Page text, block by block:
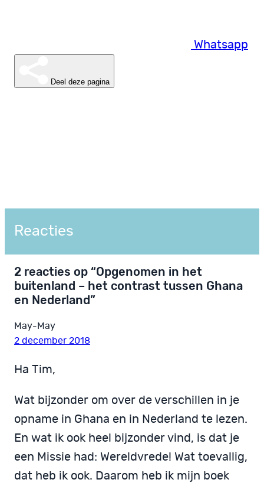
Whatsapp
Deel deze pagina
Reacties
2 reacties op “Opgenomen in het
buitenland – het contrast tussen Ghana
en Nederland”
May-May
2 december 2018
Ha Tim,
Wat bijzonder om over de verschillen in je
opname in Ghana en in Nederland te lezen.
En wat ik ook heel bijzonder vind, is dat je
een Missie had: Wereldvrede! Wat toevallig,
dat heb ik ook. Daarom heb ik mijn boek